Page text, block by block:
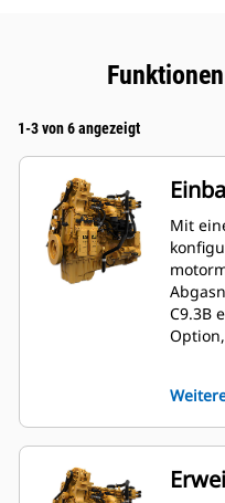
1-3 von 6 angezeigt
Mit
C9.3B